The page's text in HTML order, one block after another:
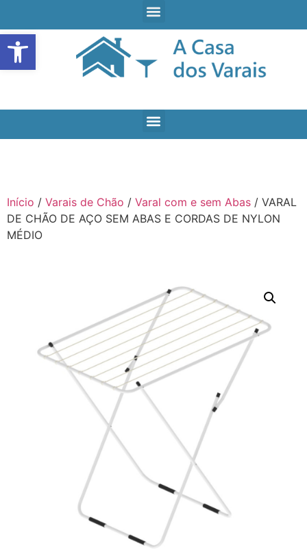
Open toolbar
Início / Varais de Chão / Varal com e sem Abas / VARAL
DE CHÃO DE AÇO SEM ABAS E CORDAS DE NYLON
MÉDIO